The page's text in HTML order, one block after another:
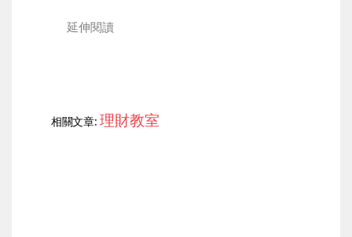
延伸閱讀
相關文章:理財教室